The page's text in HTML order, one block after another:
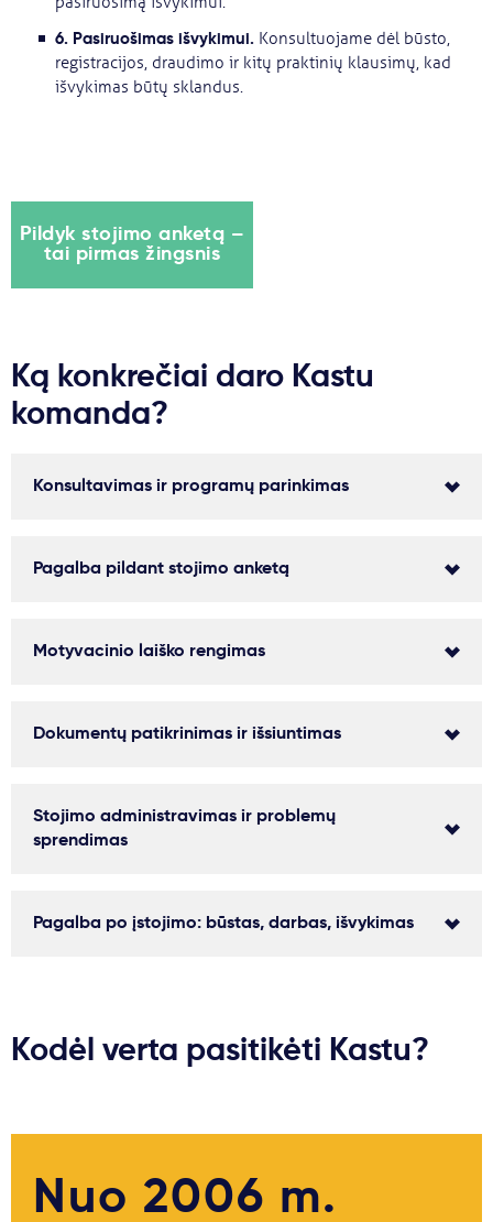
6. Pasiruošimas išvykimui. Konsultuojame dėl būsto,
registracijos, draudimo ir kitų praktinių klausimų, kad
išvykimas būtų sklandus.
Pildyk stojimo anketą –
tai pirmas žingsnis
Ką konkrečiai daro Kastu
komanda?
Konsultavimas ir programų parinkimas
Pagalba pildant stojimo anketą
Motyvacinio laiško rengimas
Dokumentų patikrinimas ir išsiuntimas
Stojimo administravimas ir problemų
sprendimas
Pagalba po įstojimo: būstas, darbas, išvykimas
Kodėl verta pasitikėti Kastu?
Nuo 2006 m.